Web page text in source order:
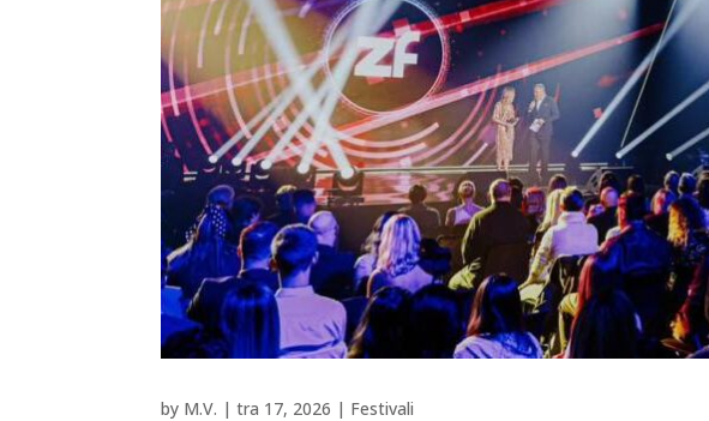
by M.V. |tra 17, 2026 | Festivali